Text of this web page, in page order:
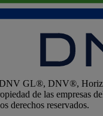
DNV GL®, DNV®,
de las empresas
derechos reservados.